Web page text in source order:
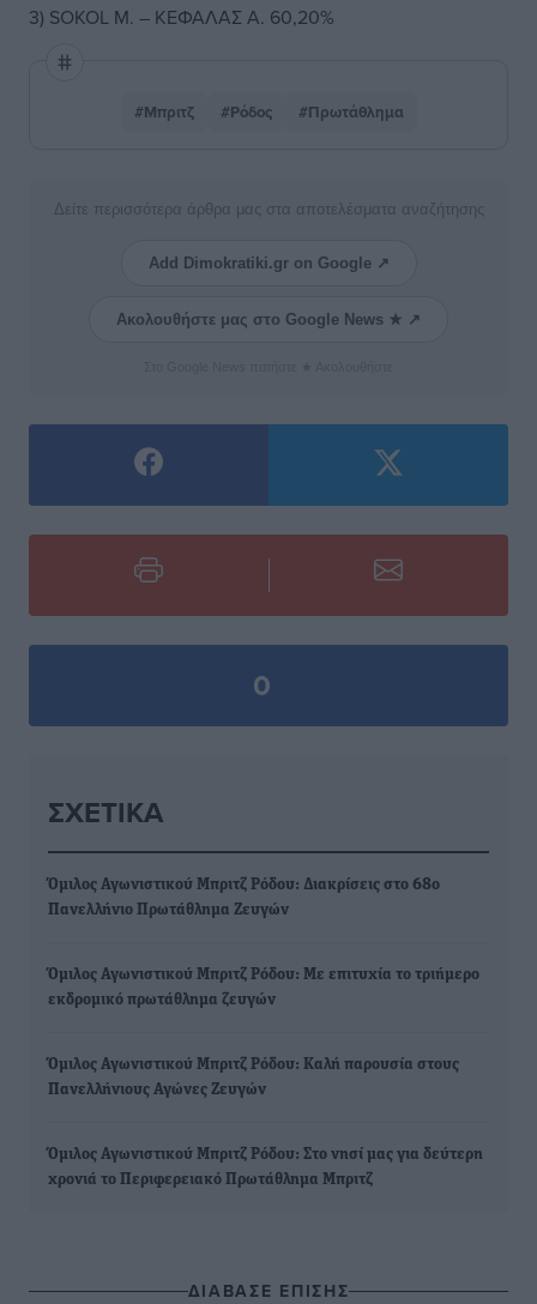
3) SOKOL M. – ΚΕΦΑΛΑΣ Α. 60,20%
#Μπριτζ #Ρόδος #Πρωτάθλημα
Δείτε περισσότερα άρθρα μας στα αποτελέσματα αναζήτησης
Add Dimokratiki.gr on Google ↗
Ακολουθήστε μας στο Google News ★ ↗
0
ΣΧΕΤΙΚΆ
Όμιλος Αγωνιστικού Μπριτζ Ρόδου: Διακρίσεις στο 68ο
Πανελλήνιο Πρωτάθλημα Ζευγών
Όμιλος Αγωνιστικού Μπριτζ Ρόδου: Με επιτυχία το τριήμερο
εκδρομικό πρωτάθλημα ζευγών
Όμιλος Αγωνιστικού Μπριτζ Ρόδου: Καλή παρουσία στους
Πανελλήνιους Αγώνες Ζευγών
Όμιλος Αγωνιστικού Μπριτζ Ρόδου: Στο νησί μας για δεύτερη
χρονιά το Περιφερειακό Πρωτάθλημα Μπριτζ
ΔΙΑΒΑΣΕ ΕΠΙΣΗΣ